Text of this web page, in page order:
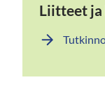
Liitteet